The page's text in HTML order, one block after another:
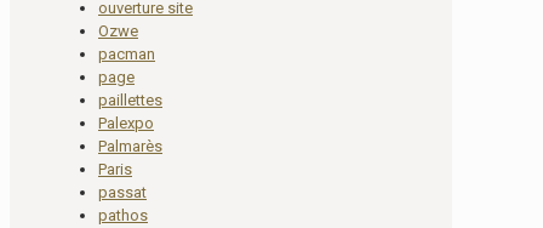
ouverture site
Ozwe
pacman
page
paillettes
Palexpo
Palmarès
Paris
passat
pathos